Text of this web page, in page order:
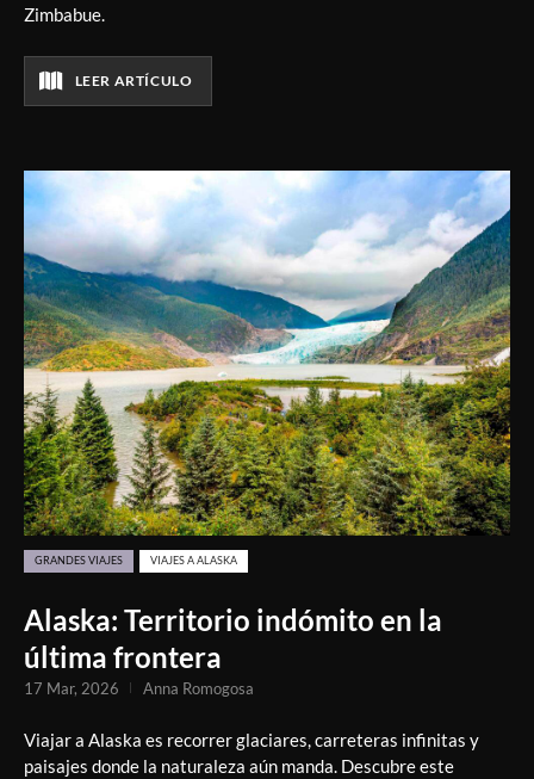
Zimbabue.
LEER ARTÍCULO
Alaska: Territorio indómito en la
última frontera
GRANDES VIAJES VIAJES A ALASKA
Viajar a Alaska es recorrer glaciares, carreteras infinitas y
paisajes donde la naturaleza aún manda. Descubre este
17 Mar, 2026 Anna Romogosa